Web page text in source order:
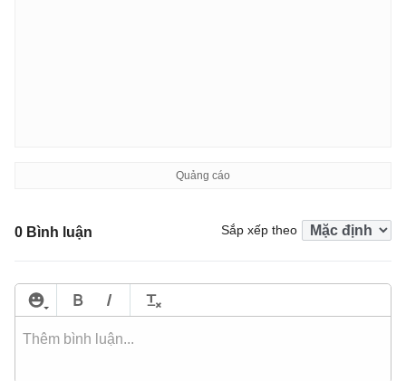
0 Bình luận Sắp xếp theo